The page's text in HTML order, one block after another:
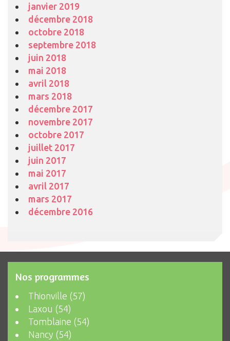
janvier 2019
décembre 2018
octobre 2018
septembre 2018
juin 2018
mai 2018
avril 2018
mars 2018
décembre 2017
novembre 2017
octobre 2017
juillet 2017
juin 2017
mai 2017
avril 2017
mars 2017
décembre 2016
Nos programmes
Thionville (57)
Laxou (54)
Tomblaine (54)
Nancy (54)